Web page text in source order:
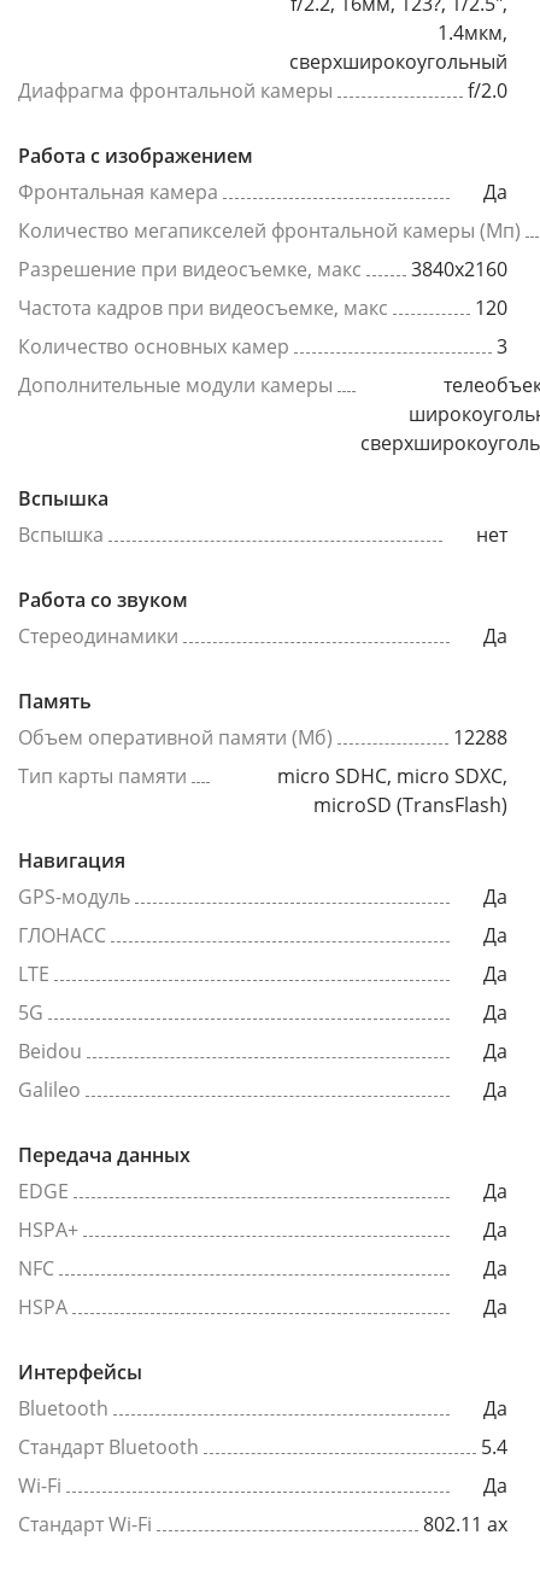
1.4мкм,
сверхширокоугольный
Диафрагма фронтальной камеры
f/2.0
Работа с изображением
Фронтальная камера
Да
Количество мегапикселей фронтальной камеры (Мп)
Разрешение при видеосъемке, макс
3840x2160
Частота кадров при видеосъемке, макс
120
Количество основных камер
3
Дополнительные модули камеры
Вспышка
Вспышка
нет
Работа со звуком
Стереодинамики
Да
Память
Объем оперативной памяти (Мб)
12288
Тип карты памяти
micro SDHC, micro SDXC,
microSD (TransFlash)
Навигация
GPS-модуль
Да
ГЛОНАСС
Да
LTE
Да
5G
Да
Beidou
Да
Galileo
Да
Передача данных
EDGE
Да
HSPA+
Да
NFC
Да
HSPA
Да
Интерфейсы
Bluetooth
Да
Стандарт Bluetooth
5.4
Wi-Fi
Да
Стандарт Wi-Fi
802.11 ax